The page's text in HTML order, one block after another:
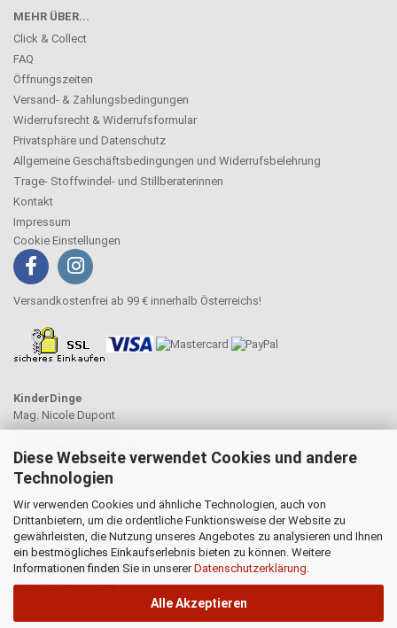
Diese Webseite verwendet Cookies und andere
Technologien
Wir verwenden Cookies und ähnliche Technologien, auch von
Drittanbietern, um die ordentliche Funktionsweise der Website zu
gewährleisten, die Nutzung unseres Angebotes zu analysieren und Ihnen
ein bestmögliches Einkaufserlebnis bieten zu können. Weitere
Informationen finden Sie in unsererDatenschutzerklärung.
Alle Akzeptieren
MEHR ÜBER...
Click & Collect
FAQ
Öffnungszeiten
Versand- & Zahlungsbedingungen
Widerrufsrecht & Widerrufsformular
Privatsphäre und Datenschutz
Allgemeine Geschäftsbedingungen und Widerrufsbelehrung
Trage- Stoffwindel- und Stillberaterinnen
Kontakt
Impressum
Cookie Einstellungen
Versandkostenfrei ab 99 € innerhalb Österreichs!
KinderDinge
Mag. Nicole Dupont
____________________
Josef Hutterer-Straße 5a
3012 Wolfsgraben
WIDERRUFSRECHT
Vertrag widerrufen
Widerrufsbelehrung